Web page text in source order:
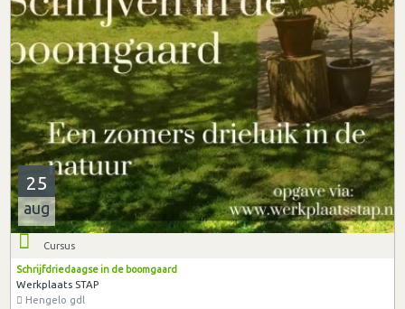
25
aug
Cursus
Schrijfdriedaagse in de boomgaard
Werkplaats STAP
Hengelo gdl